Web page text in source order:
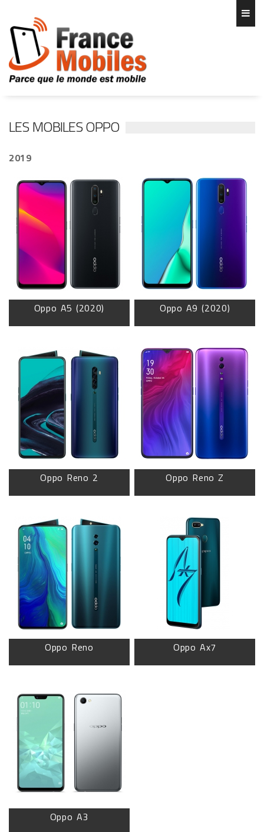
LES MOBILES OPPO
2019
Oppo A5 (2020) Oppo A9 (2020)
Oppo Reno 2 Oppo Reno Z
Oppo Reno Oppo Ax7
Oppo A3